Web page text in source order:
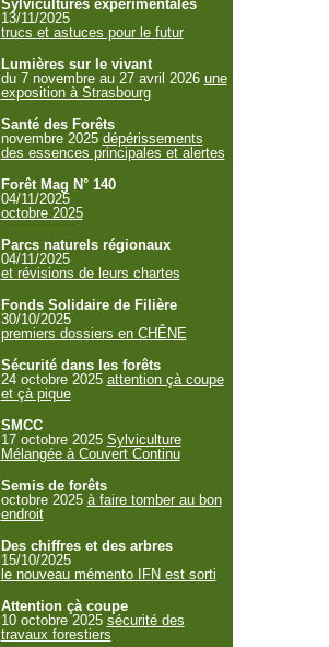
Sylvicultures expérimentales
13/11/2025
trucs et astuces pour le futur
Lumières sur le vivant
du 7 novembre au 27 avril 2026 une
exposition à Strasbourg
Santé des Forêts
novembre 2025 dépérissements
des essences principales et alertes
Forêt Mag N° 140
04/11/2025
octobre 2025
Parcs naturels régionaux
04/11/2025
et révisions de leurs chartes
Fonds Solidaire de Filière
30/10/2025
premiers dossiers en CHÊNE
Sécurité dans les forêts
24 octobre 2025 attention çà coupe
et çà pique
SMCC
17 octobre 2025 Sylviculture
Mélangée à Couvert Continu
Semis de forêts
octobre 2025 à faire tomber au bon
endroit
Des chiffres et des arbres
15/10/2025
le nouveau mémento IFN est sorti
Attention çà coupe
10 octobre 2025 sécurité des
travaux forestiers